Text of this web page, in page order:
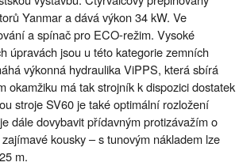
Yanmar a dává výkon 34 kW. Ve
a spínač pro ECO-režim. Vysoké
úpravách jsou u této kategorie zemních
výkonná hydraulika ViPPS, která sbírá
okamžiku má tak strojník k dispozici dostatek
stroje SV60 je také optimální rozložení
dále dovybavit přídavným protizávažím o
kousky – s tunovým nákladem lze
m.